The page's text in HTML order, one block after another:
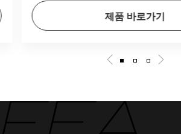
제품 바로가기